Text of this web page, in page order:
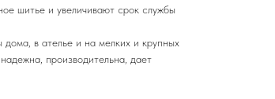
шитье и увеличивают срок службы
в ателье и на мелких и крупных
производительна, дает